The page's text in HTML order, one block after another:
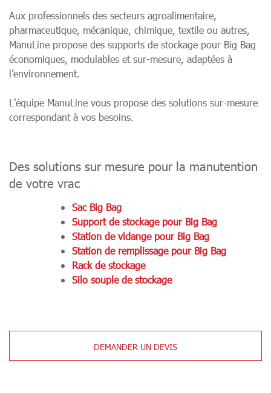
Aux professionnels des secteurs agroalimentaire,
pharmaceutique, mécanique, chimique, textile ou autres,
ManuLine propose des supports de stockage pour Big Bag
économiques, modulables et sur-mesure, adaptées à
l’environnement.
L’équipe ManuLine vous propose des solutions sur-mesure
correspondant à vos besoins.
Des solutions sur mesure pour la manutention
de votre vrac
Sac Big Bag
Support de stockage pour Big Bag
Station de vidange pour Big Bag
Station de remplissage pour Big Bag
Rack de stockage
Silo souple de stockage
DEMANDER UN DEVIS